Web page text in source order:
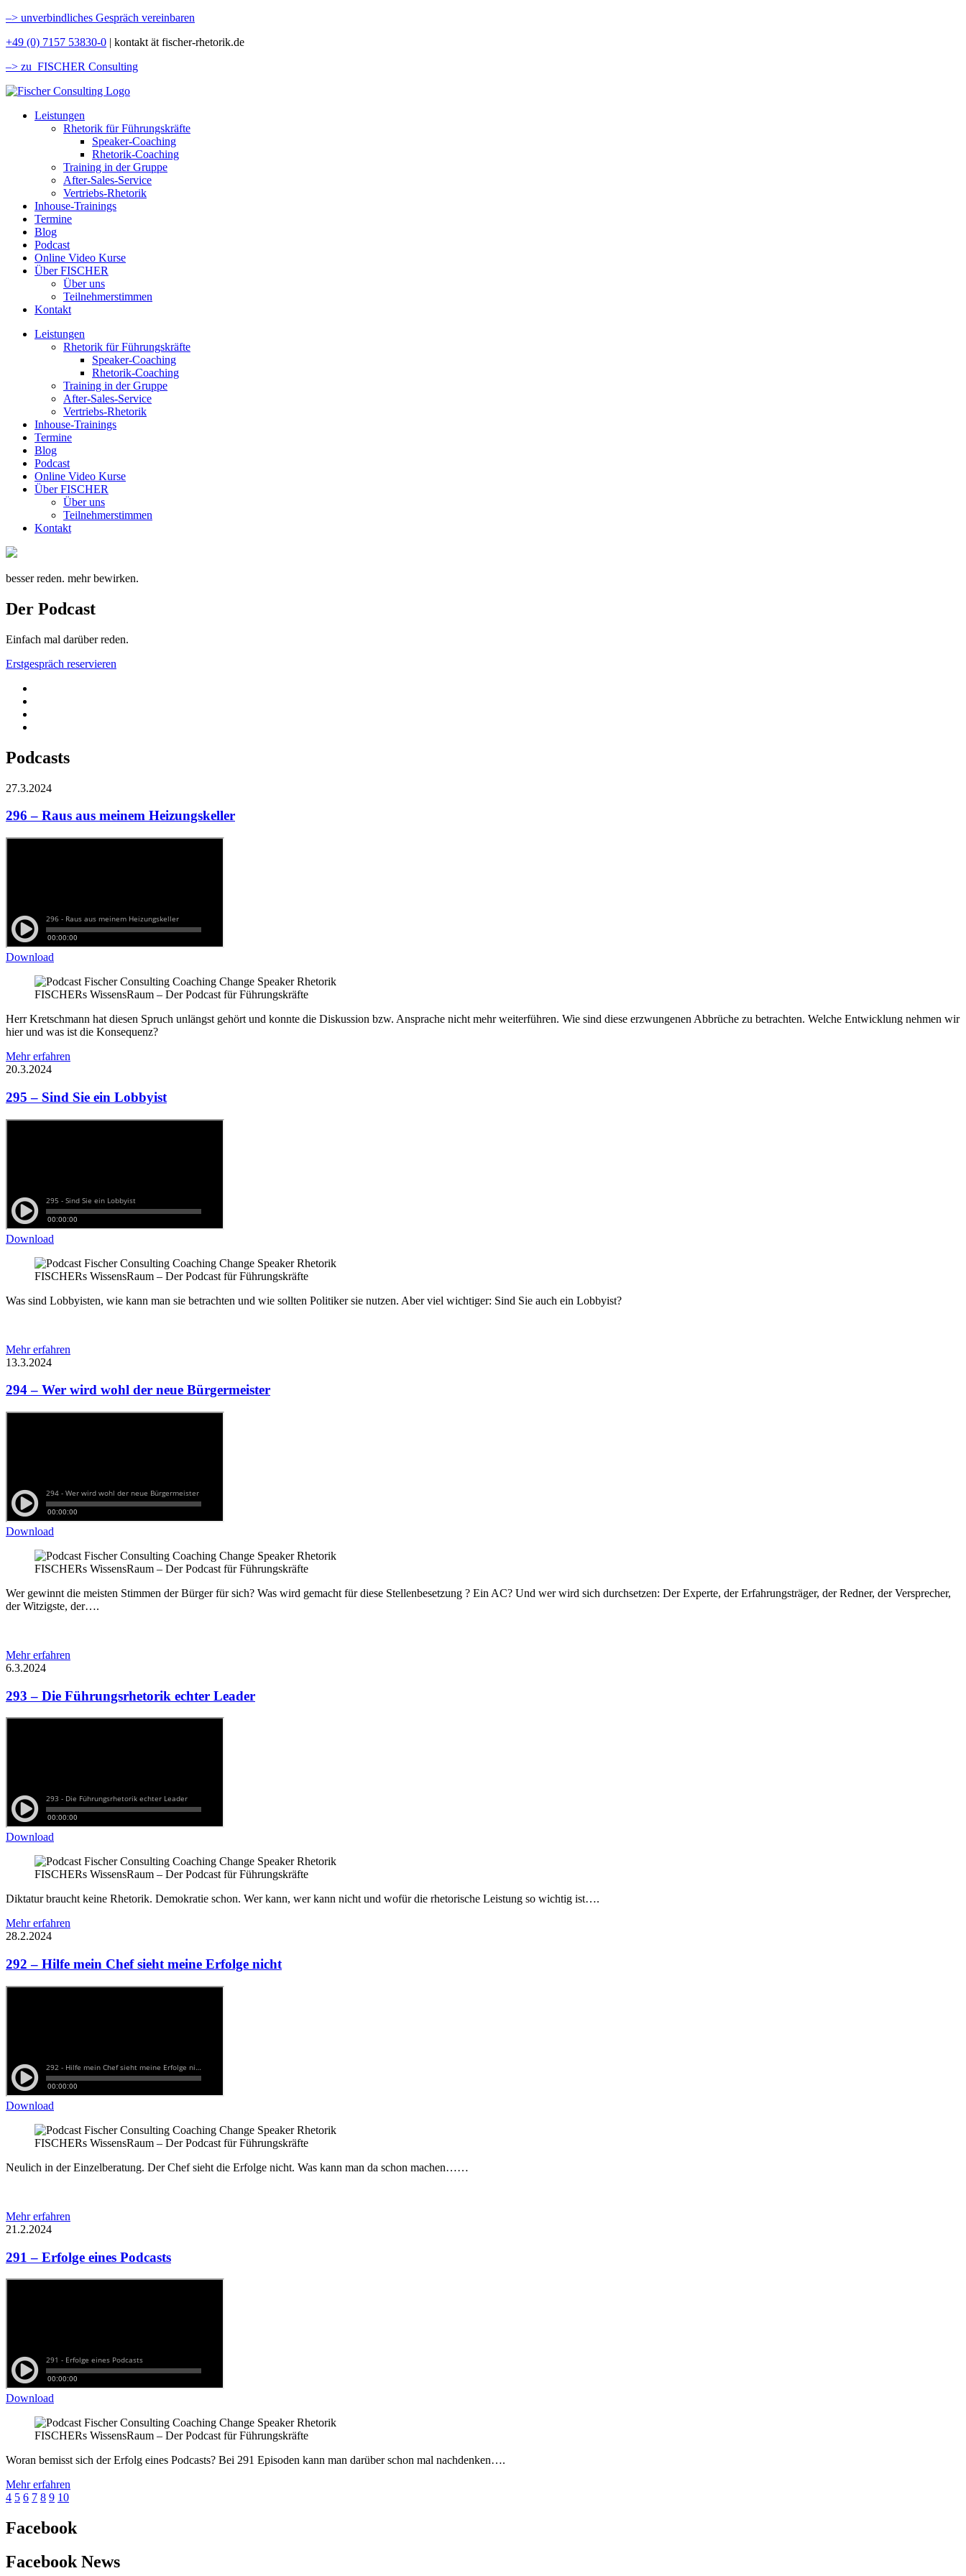
–> unverbindliches Gespräch vereinbaren
+49 (0) 7157 53830-0 | kontakt ät fischer-rhetorik.de
–> zu FISCHER Consulting
Leistungen
Rhetorik für Führungskräfte
Speaker-Coaching
Rhetorik-Coaching
Training in der Gruppe
After-Sales-Service
Vertriebs-Rhetorik
Inhouse-Trainings
Termine
Blog
Podcast
Online Video Kurse
Über FISCHER
Über uns
Teilnehmerstimmen
Kontakt
Leistungen
Rhetorik für Führungskräfte
Speaker-Coaching
Rhetorik-Coaching
Training in der Gruppe
After-Sales-Service
Vertriebs-Rhetorik
Inhouse-Trainings
Termine
Blog
Podcast
Online Video Kurse
Über FISCHER
Über uns
Teilnehmerstimmen
Kontakt
besser reden. mehr bewirken.
Der Podcast
Einfach mal darüber reden.
Erstgespräch reservieren
Podcasts
27.3.2024
296 – Raus aus meinem Heizungskeller
Download
FISCHERs WissensRaum – Der Podcast für Führungskräfte
Herr Kretschmann hat diesen Spruch unlängst gehört und konnte die Diskussion bzw. Ansprache nicht mehr weiterführen. Wie sind diese erzwungenen Abbrüche zu betrachten. Welche Entwicklung nehmen wir
hier und was ist die Konsequenz?
Mehr erfahren
20.3.2024
295 – Sind Sie ein Lobbyist
Download
FISCHERs WissensRaum – Der Podcast für Führungskräfte
Was sind Lobbyisten, wie kann man sie betrachten und wie sollten Politiker sie nutzen. Aber viel wichtiger: Sind Sie auch ein Lobbyist?
Mehr erfahren
13.3.2024
294 – Wer wird wohl der neue Bürgermeister
Download
FISCHERs WissensRaum – Der Podcast für Führungskräfte
Wer gewinnt die meisten Stimmen der Bürger für sich? Was wird gemacht für diese Stellenbesetzung ? Ein AC? Und wer wird sich durchsetzen: Der Experte, der Erfahrungsträger, der Redner, der Versprecher,
der Witzigste, der….
Mehr erfahren
6.3.2024
293 – Die Führungsrhetorik echter Leader
Download
FISCHERs WissensRaum – Der Podcast für Führungskräfte
Diktatur braucht keine Rhetorik. Demokratie schon. Wer kann, wer kann nicht und wofür die rhetorische Leistung so wichtig ist….
Mehr erfahren
28.2.2024
292 – Hilfe mein Chef sieht meine Erfolge nicht
Download
FISCHERs WissensRaum – Der Podcast für Führungskräfte
Neulich in der Einzelberatung. Der Chef sieht die Erfolge nicht. Was kann man da schon machen……
Mehr erfahren
21.2.2024
291 – Erfolge eines Podcasts
Download
FISCHERs WissensRaum – Der Podcast für Führungskräfte
Woran bemisst sich der Erfolg eines Podcasts? Bei 291 Episoden kann man darüber schon mal nachdenken….
Mehr erfahren
4 5 6 7 8 9 10
Facebook
Facebook News